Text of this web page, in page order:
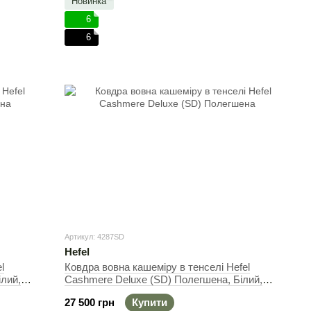
6
6
Артикул: 4287SD
Hefel
Ковдра вовна кашеміру в тенселі Hefel
Cashmere Deluxe (SD) Полегшена, Білий,
Полуторний, 140х200 см, 420 г
27 500 грн
Купити